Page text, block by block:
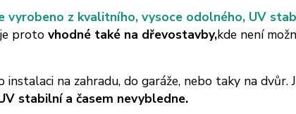
vyrobeno z kvalitního, vysoce odolného, UV
protovhodné také na dřevostavby,kde není
na zahradu, do garáže, nebo taky na dvůr.
stabilní a časem nevybledne.